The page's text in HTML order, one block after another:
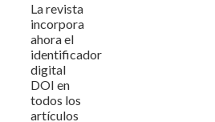
La revista
incorpora
ahora el
identificador
digital
DOI en
todos los
artículos